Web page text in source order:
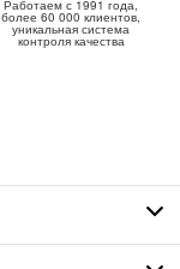
Работаем с 1991 года,
более 60 000 клиентов,
уникальная система
контроля качества